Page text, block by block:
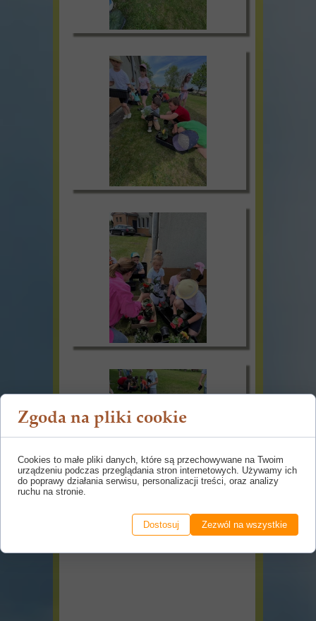
Zgoda na pliki cookie
Cookies to małe pliki danych, które są przechowywane na Twoim
urządzeniu podczas przeglądania stron internetowych. Używamy ich
do poprawy działania serwisu, personalizacji treści, oraz analizy
ruchu na stronie.
Dostosuj Zezwól na wszystkie